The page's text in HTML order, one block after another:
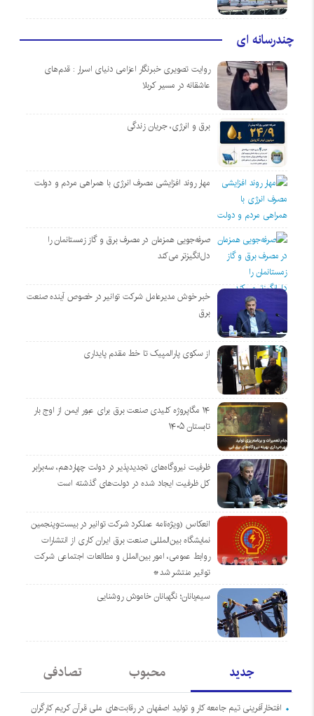
چندرسانه ای
روایت تصویری خبرنگار اعزامی دنیای اسرار : قدم‌های
عاشقانه در مسیر کربلا
برق و انرژی، جریان زندگی
مهار روند افزایشی مصرف انرژی با همراهی مردم و دولت
صرفه‌جویی همزمان در مصرف برق و گاز زمستانمان را
دل‌انگیزتر می‌کند
خبر خوش مدیرعامل شرکت توانیر در خصوص آینده صنعت
برق
از سکوی پارالمپیک تا خط مقدم پایداری
۱۴ مگاپروژه‌ کلیدی صنعت برق برای عبور ایمن از اوج بار
تابستان ۱۴۰۵
ظرفیت نیروگاه‌های تجدیدپذیر در دولت چهاردهم، سه‌برابر
کل ظرفیت ایجاد شده در دولت‌های گذشته است
انعکاس (ویژه‌نامه عملکرد شرکت توانیر در بیست‌وپنجمین
نمایشگاه بین‌المللی صنعت برق ایران کاری از انتشارات
روابط عمومی، امور بین‌الملل و مطالعات اجتماعی شرکت
توانیر منتشر شد*
سیم‌بانان؛ نگهبانان خاموش روشنایی
جدید محبوب تصادفی
افتخارآفرینی تیم جامعه کار و تولید اصفهان در رقابت‌های ملی قرآن کریم کارگران